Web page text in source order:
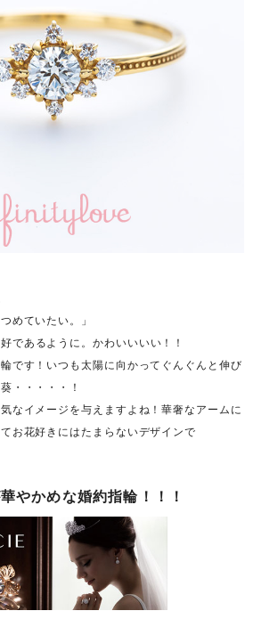
めていたい。」
であるように。かわいいいい！！
です！いつも太陽に向かってぐんぐんと伸び
・・・・・！
なイメージを与えますよね！華奢なアームに
お花好きにはたまらないデザインで
！
やかめな婚約指輪！！！